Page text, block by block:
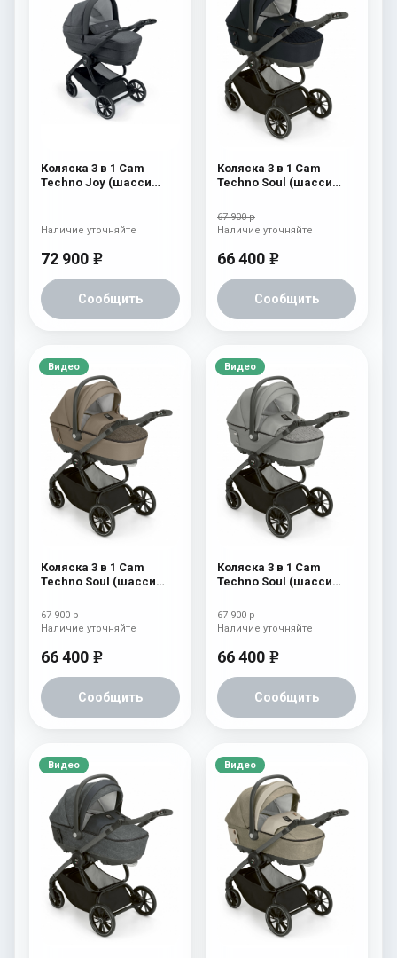
Коляска 3 в 1 Cam
Techno Joy (шасси
72 900 e
Сообщить
Наличие уточняйте
Коляска 3 в 1 Cam
Techno Soul (шасси
67 900 р
66 400 e
Сообщить
Наличие уточняйте
Видео
Коляска 3 в 1 Cam
Techno Soul (шасси
67 900 р
66 400 e
Сообщить
Наличие уточняйте
Видео
Коляска 3 в 1 Cam
Techno Soul (шасси
67 900 р
66 400 e
Сообщить
Наличие уточняйте
Видео Видео